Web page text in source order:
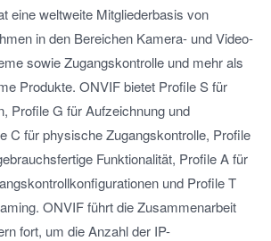
eine weltweite Mitgliederbasis von
in den Bereichen Kamera- und Video-
sowie Zugangskontrolle und mehr als
Produkte. ONVIF bietet Profile S für
Profile G für Aufzeichnung und
C für physische Zugangskontrolle, Profile
Funktionalität, Profile A für
und Profile T
ONVIF führt die Zusammenarbeit
fort, um die Anzahl der IP-